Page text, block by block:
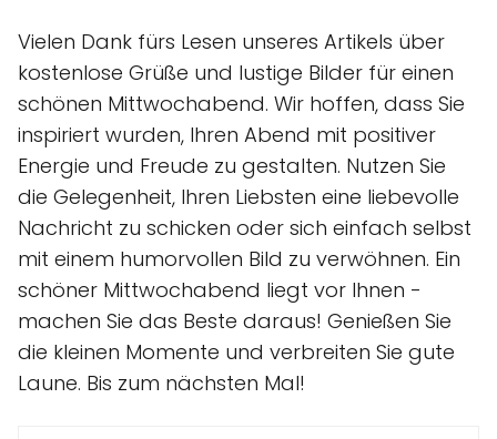
Vielen Dank fürs Lesen unseres Artikels über
kostenlose Grüße und lustige Bilder für einen
schönen Mittwochabend. Wir hoffen, dass Sie
inspiriert wurden, Ihren Abend mit positiver
Energie und Freude zu gestalten. Nutzen Sie
die Gelegenheit, Ihren Liebsten eine liebevolle
Nachricht zu schicken oder sich einfach selbst
mit einem humorvollen Bild zu verwöhnen. Ein
schöner Mittwochabend liegt vor Ihnen -
machen Sie das Beste daraus! Genießen Sie
die kleinen Momente und verbreiten Sie gute
Laune. Bis zum nächsten Mal!